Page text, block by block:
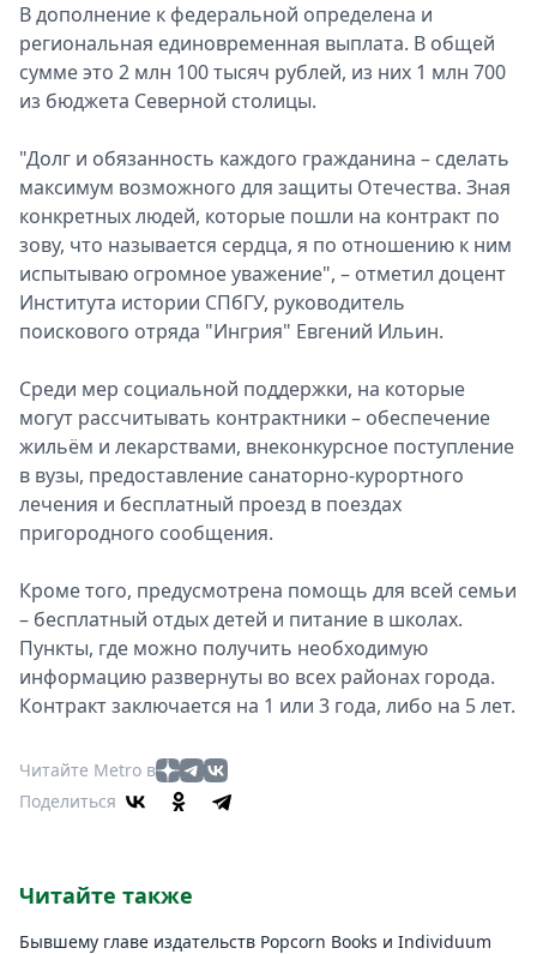
О
Metro
Стримы
Звезды
Выборы
2026
Скачай
Metro
В дополнение к федеральной определена и
региональная единовременная выплата. В общей
сумме это 2 млн 100 тысяч рублей, из них 1 млн 700
из бюджета Северной столицы.
"Долг и обязанность каждого гражданина – сделать
максимум возможного для защиты Отечества. Зная
конкретных людей, которые пошли на контракт по
зову, что называется сердца, я по отношению к ним
испытываю огромное уважение", – отметил доцент
Института истории СПбГУ, руководитель
поискового отряда "Ингрия" Евгений Ильин.
Среди мер социальной поддержки, на которые
могут рассчитывать контрактники – обеспечение
жильём и лекарствами, внеконкурсное поступление
в вузы, предоставление санаторно-курортного
лечения и бесплатный проезд в поездах
пригородного сообщения.
Кроме того, предусмотрена помощь для всей семьи
– бесплатный отдых детей и питание в школах.
Пункты, где можно получить необходимую
информацию развернуты во всех районах города.
Контракт заключается на 1 или 3 года, либо на 5 лет.
Читайте Metro в
Поделиться
Читайте также
Бывшему главе издательств Popcorn Books и Individuum